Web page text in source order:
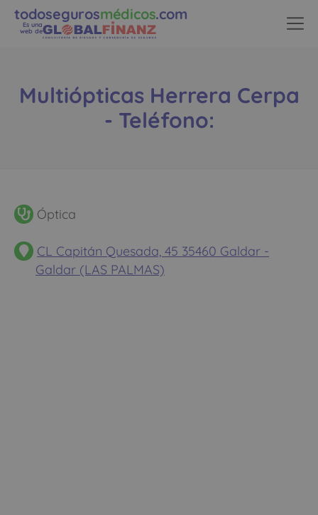
todosegurosmédicos.com
Es una
web de
Multiópticas Herrera Cerpa
- Teléfono:
Óptica
CL Capitán Quesada, 45 35460 Galdar -
Galdar (LAS PALMAS)